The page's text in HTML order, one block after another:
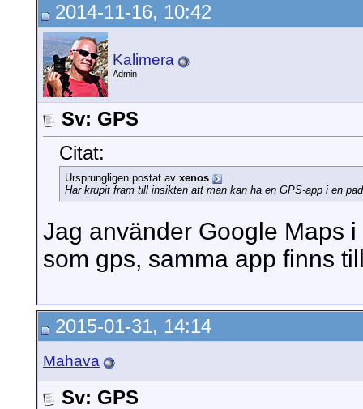
2014-11-16, 10:42
Kalimera
Admin
Sv: GPS
Citat:
Ursprungligen postat av xenos
Har krupit fram till insikten att man kan ha en GPS-app i en
Jag använder Google Maps
som gps, samma app finns
2015-01-31, 14:14
Mahava
Sv: GPS